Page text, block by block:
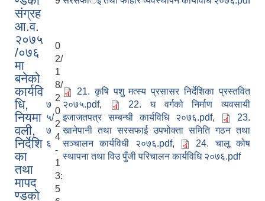
संग्रह
आ.व.
२०७५
/०७६
मा
बनेको
कार्यवि
धि,
नियमा
वली,
निर्देशि
का
तथा
मापद
ण्डको
७
५/
७
६
0
2/
1
8/
2
0
2
4
-
1
3:
5
21. कृषि पशु मत्स्य प्रसासर निर्देशिका प्रस्तवित
२०७५.pdf,
22. घ वर्गको निर्माण व्यवसायी
इजाजतपत्र सम्बन्धी कार्यविधि २०७६.pdf,
23.
खानेपानी तथा सरसफाई उपभोक्ता समिति गठन तथा
सञ्चालन कार्यविधी २०७६.pdf,
24. चालू कोष
स्थापना तथा विउ पुँजी परिचालन कार्यविधि २०७६.pdf